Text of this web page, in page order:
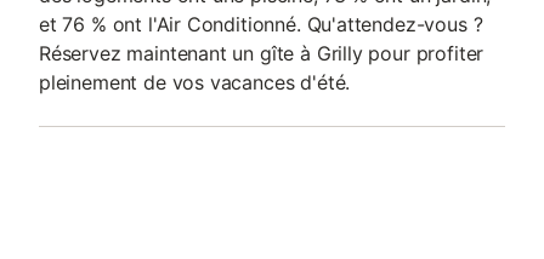
et 76 % ont l'Air Conditionné. Qu'attendez-vous ?
Réservez maintenant un gîte à Grilly pour profiter
pleinement de vos vacances d'été.